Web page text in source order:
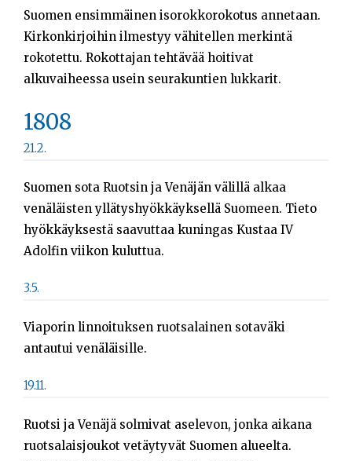
Suomen ensimmäinen isorokkorokotus annetaan.
Kirkonkirjoihin ilmestyy vähitellen merkintä
rokotettu. Rokottajan tehtävää hoitivat
alkuvaiheessa usein seurakuntien lukkarit.
1808
21.2.
Suomen sota Ruotsin ja Venäjän välillä alkaa
venäläisten yllätyshyökkäyksellä Suomeen. Tieto
hyökkäyksestä saavuttaa kuningas Kustaa IV
Adolfin viikon kuluttua.
3.5.
Viaporin linnoituksen ruotsalainen sotaväki
antautui venäläisille.
19.11.
Ruotsi ja Venäjä solmivat aselevon, jonka aikana
ruotsalaisjoukot vetäytyvät Suomen alueelta.